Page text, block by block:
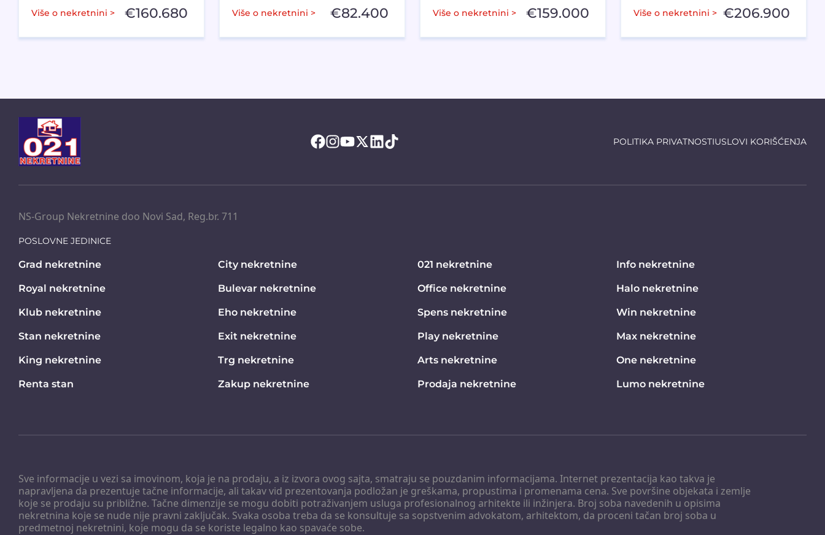
Više o nekretnini > €160.680 Više o nekretnini > €82.400 Više o nekretnini > €159.000 Više o nekretnini > €206.900
POLITIKA PRIVATNOSTIUSLOVI KORIŠĆENJA
Sve informacije u vezi sa imovinom, koja je na prodaju, a iz izvora ovog sajta, smatraju se pouzdanim informacijama. Internet prezentacija kao takva je
napravljena da prezentuje tačne informacije, ali takav vid prezentovanja podložan je greškama, propustima i promenama cena. Sve površine objekata i zemlje
koje se prodaju su približne. Tačne dimenzije se mogu dobiti potraživanjem usluga profesionalnog arhitekte ili inžinjera. Broj soba navedenih u opisima
nekretnina koje se nude nije pravni zaključak. Svaka osoba treba da se konsultuje sa sopstvenim advokatom, arhitektom, da proceni tačan broj soba u
predmetnoj nekretnini, koje mogu da se koriste legalno kao spavaće sobe.
NS-Group Nekretnine doo Novi Sad, Reg.br. 711
POSLOVNE JEDINICE
Grad nekretnine City nekretnine 021 nekretnine Info nekretnine
Royal nekretnine Bulevar nekretnine Office nekretnine Halo nekretnine
Klub nekretnine Eho nekretnine Spens nekretnine Win nekretnine
Stan nekretnine Exit nekretnine Play nekretnine Max nekretnine
King nekretnine Trg nekretnine Arts nekretnine One nekretnine
Renta stan Zakup nekretnine Prodaja nekretnine Lumo nekretnine